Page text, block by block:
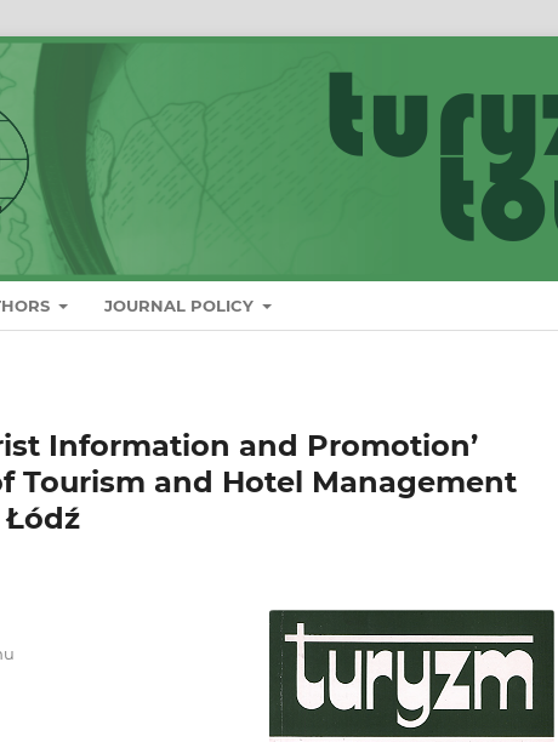
JOURNAL POLICY
Information and Promotion’
Tourism and Hotel Management